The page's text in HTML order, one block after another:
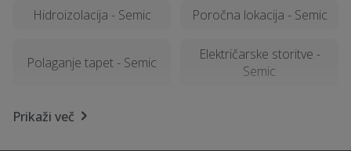
Hidroizolacija - Semic Poročna lokacija - Semic
Polaganje tapet - Semic
Električarske storitve -
Semic
Geomehanika - Semic
Prikaži več